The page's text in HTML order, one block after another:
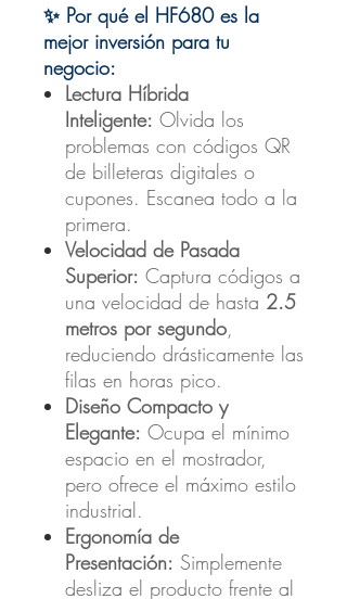
✨ Por qué el HF680 es la
mejor inversión para tu
negocio:
Lectura Híbrida
Inteligente: Olvida los
problemas con códigos QR
de billeteras digitales o
cupones. Escanea todo a la
primera.
Velocidad de Pasada
Superior: Captura códigos a
una velocidad de hasta 2.5
metros por segundo,
reduciendo drásticamente las
filas en horas pico.
Diseño Compacto y
Elegante: Ocupa el mínimo
espacio en el mostrador,
pero ofrece el máximo estilo
industrial.
Ergonomía de
Presentación: Simplemente
desliza el producto frente al